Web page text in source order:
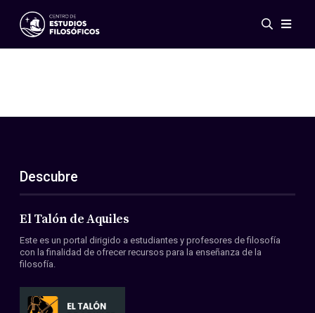
Eventos
ES
EN
Acerca de nosotros
Miembros
Convenios
Descubre
El Talón de Aquiles
Este es un portal dirigido a estudiantes y profesores de filosofía
con la finalidad de ofrecer recursos para la enseñanza de la
filosofía.